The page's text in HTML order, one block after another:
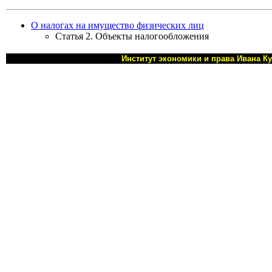
О налогах на имущество физических лиц
Статья 2. Объекты налогообложения
Институт экономики и права Ивана